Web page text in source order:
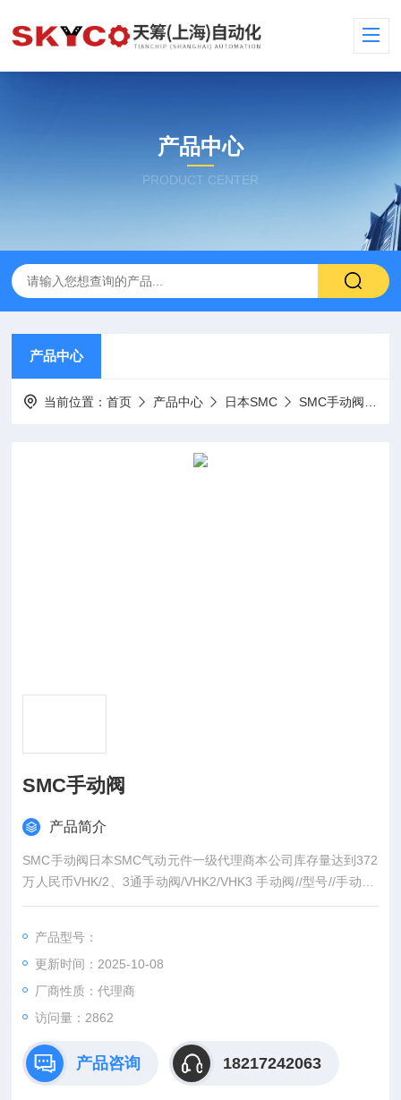
产品中心
PRODUCT CENTER
产品中心
当前位置：首页 产品中心 日本SMC SMC手动阀
SMC手动阀
产品简介
SMC手动阀日本SMC气动元件一级代理商本公司库存量达到372
万人民币VHK/2、3通手动阀/VHK2/VHK3 手动阀//型号//手动阀/
VHK2/2通阀/VHK3/3通阀
产品型号：
更新时间：2025-10-08
厂商性质：代理商
访问量：2862
产品咨询 18217242063